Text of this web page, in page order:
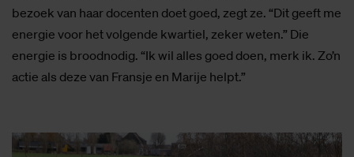
bezoek van haar docenten doet goed, zegt ze. “Dit geeft me
energie voor het volgende kwartiel, zeker weten.” Die
energie is broodnodig. “Ik wil alles goed doen, merk ik. Zo’n
actie als deze van Fransje en Marije helpt.”